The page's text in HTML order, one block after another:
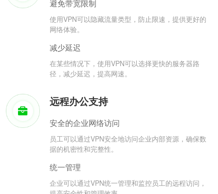
避免带宽限制
使用VPN可以隐藏流量类型，防止限速，提供更好的
网络体验。
减少延迟
在某些情况下，使用VPN可以选择更快的服务器路
径，减少延迟，提高网速。
远程办公支持
安全的企业网络访问
员工可以通过VPN安全地访问企业内部资源，确保数
据的机密性和完整性。
统一管理
企业可以通过VPN统一管理和监控员工的远程访问，